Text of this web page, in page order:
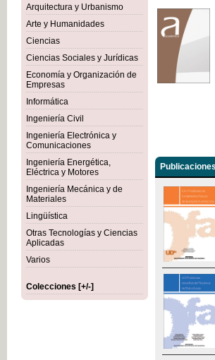
Arquitectura y Urbanismo
Arte y Humanidades
Ciencias
Ciencias Sociales y Jurídicas
Economía y Organización de
Empresas
Informática
Ingeniería Civil
Ingeniería Electrónica y
Comunicaciones
Ingeniería Energética,
Eléctrica y Motores
Ingeniería Mecánica y de
Materiales
Lingüística
Otras Tecnologías y Ciencias
Aplicadas
Varios
Colecciones [+/-]